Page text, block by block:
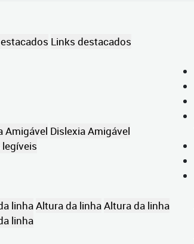
Links destacados
Amigável Dislexia Amigável
linhaAltura da linhaAltura da linha
linha